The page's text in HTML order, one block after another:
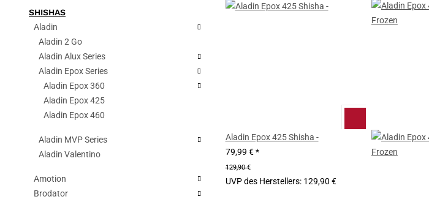
Aladin Epox 425 Shisha -
79,99 €*
129,90 €
UVP des Herstellers: 129,90 €
SHISHAS
Aladin
Aladin 2 Go
Aladin Alux Series
Aladin Epox Series
Aladin Epox 360
Aladin Epox 425
Aladin Epox 460
Aladin MVP Series
Aladin Valentino
Amotion
Brodator